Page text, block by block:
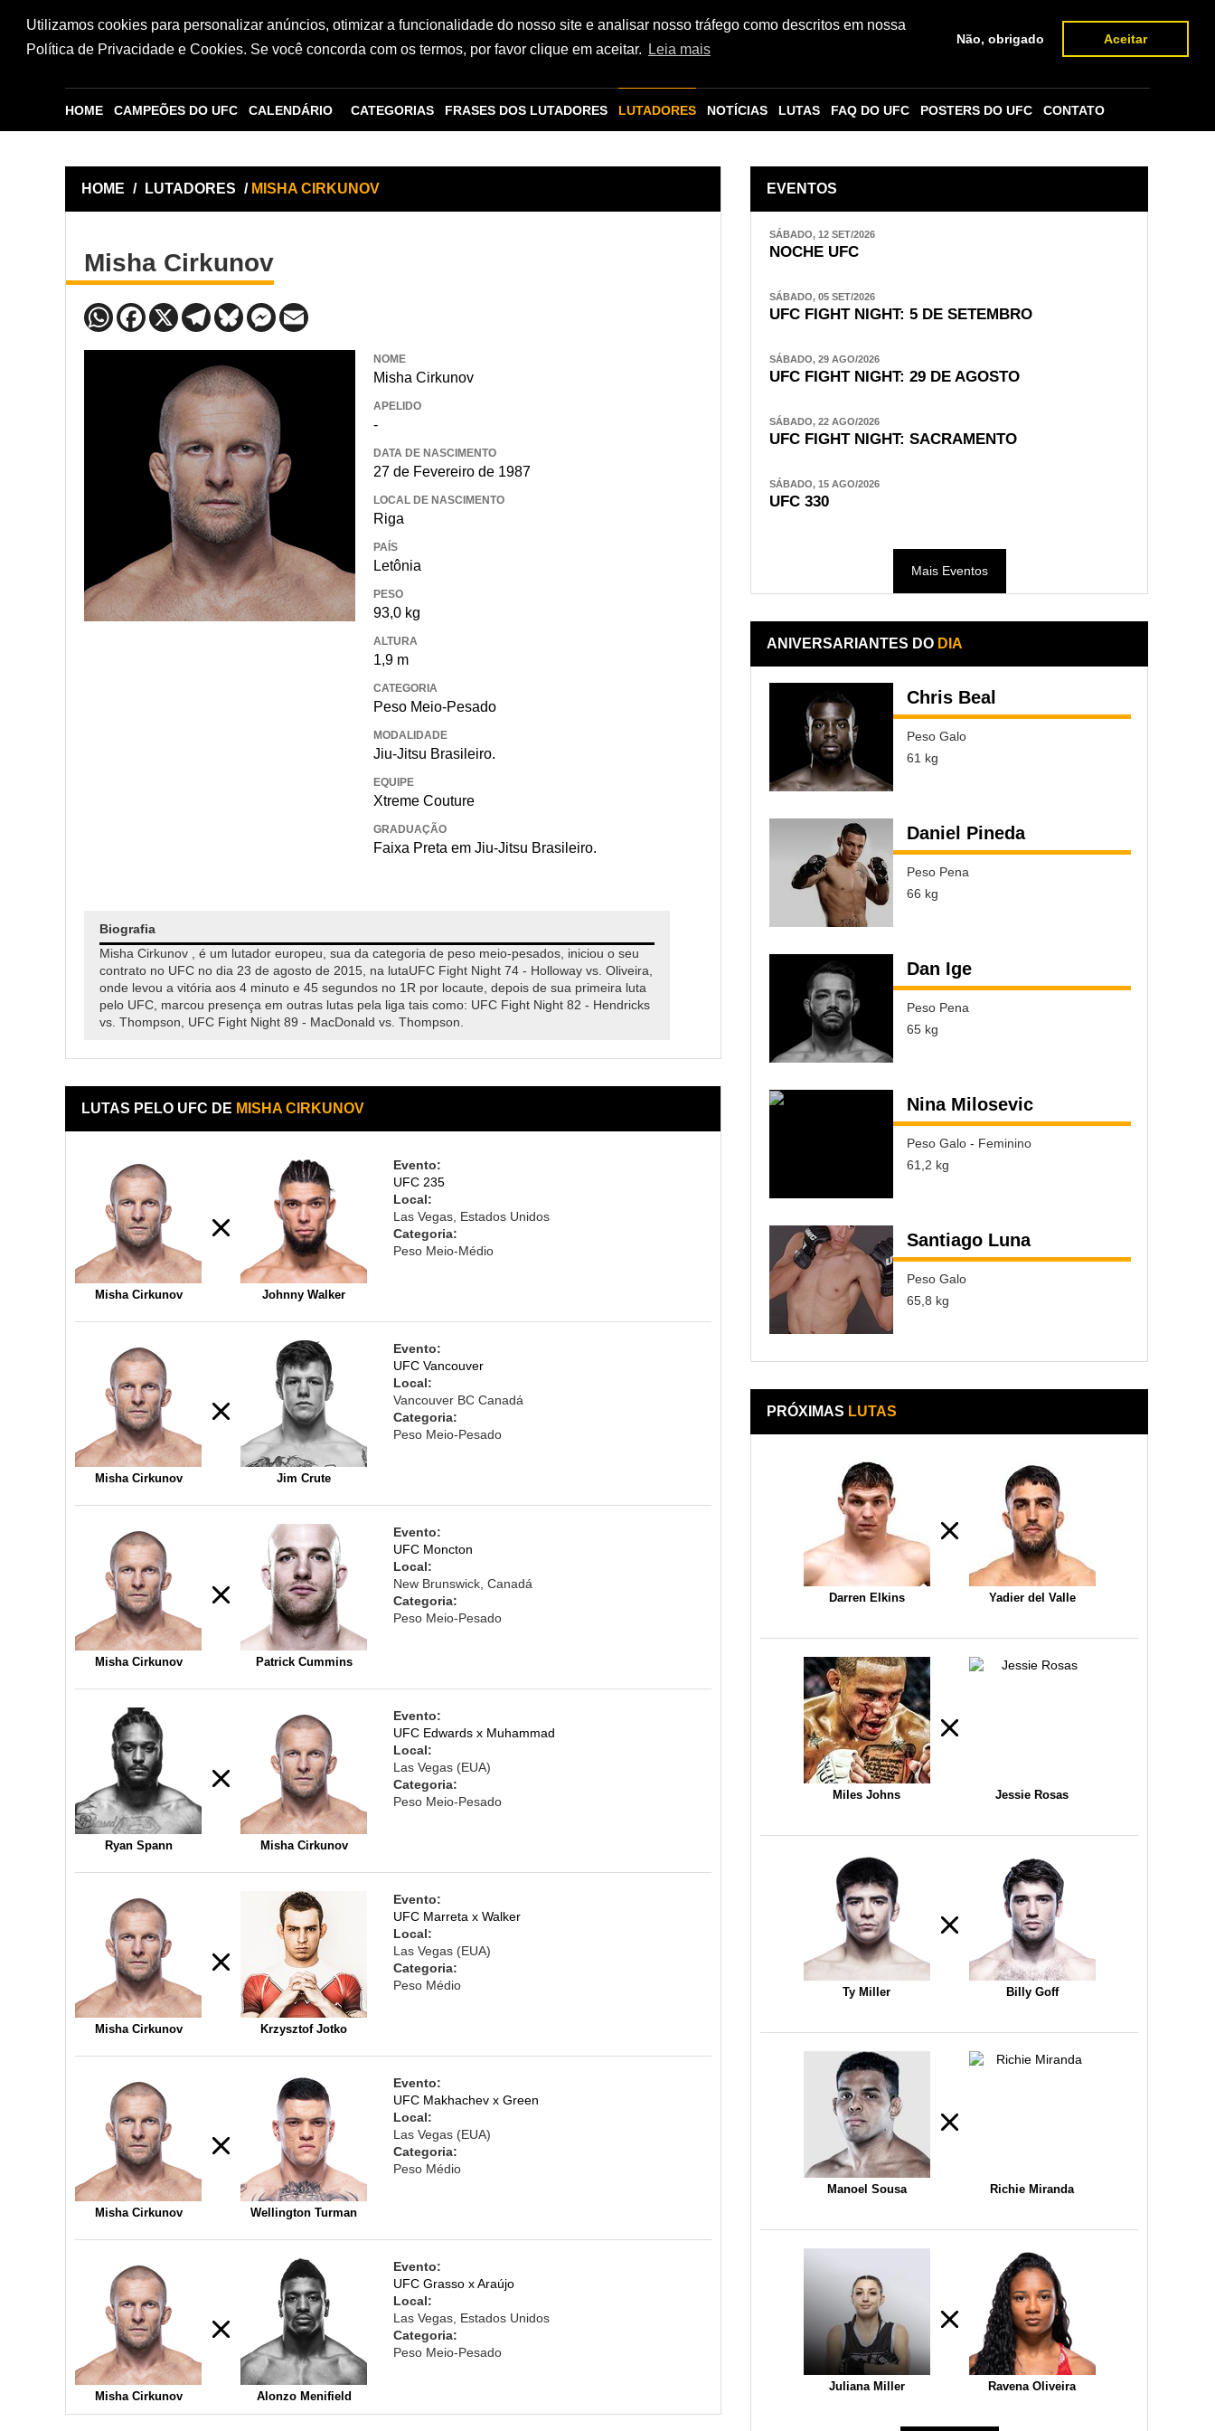
Utilizamos cookies para personalizar anúncios, otimizar a funcionalidade do nosso site e analisar nosso tráfego como descritos em nossa
Política de Privacidade e Cookies. Se você concorda com os termos, por favor clique em aceitar.
Leia mais
Não, obrigado Aceitar
HOME CAMPEÕES DO UFC CALENDÁRIO CATEGORIAS FRASES DOS LUTADORES LUTADORES NOTÍCIAS LUTAS FAQ DO UFC POSTERS DO UFC CONTATO
HOME / LUTADORES / MISHA CIRKUNOV
Misha Cirkunov
NOME
Misha Cirkunov
APELIDO
-
DATA DE NASCIMENTO
27 de Fevereiro de 1987
LOCAL DE NASCIMENTO
Riga
PAÍS
Letônia
PESO
93,0 kg
ALTURA
1,9 m
CATEGORIA
Peso Meio-Pesado
MODALIDADE
Jiu-Jitsu Brasileiro.
EQUIPE
Xtreme Couture
GRADUAÇÃO
Faixa Preta em Jiu-Jitsu Brasileiro.
Biografia
Misha Cirkunov , é um lutador europeu, sua da categoria de peso meio-pesados, iniciou o seu
contrato no UFC no dia 23 de agosto de 2015, na lutaUFC Fight Night 74 - Holloway vs. Oliveira,
onde levou a vitória aos 4 minuto e 45 segundos no 1R por locaute, depois de sua primeira luta
pelo UFC, marcou presença em outras lutas pela liga tais como: UFC Fight Night 82 - Hendricks
vs. Thompson, UFC Fight Night 89 - MacDonald vs. Thompson.
LUTAS PELO UFC DE MISHA CIRKUNOV
Misha Cirkunov Johnny Walker
Evento:
UFC 235
Local:
Las Vegas, Estados Unidos
Categoria:
Peso Meio-Médio
Misha Cirkunov Jim Crute
Evento:
UFC Vancouver
Local:
Vancouver BC Canadá
Categoria:
Peso Meio-Pesado
Misha Cirkunov Patrick Cummins
Evento:
UFC Moncton
Local:
New Brunswick, Canadá
Categoria:
Peso Meio-Pesado
Ryan Spann Misha Cirkunov
Evento:
UFC Edwards x Muhammad
Local:
Las Vegas (EUA)
Categoria:
Peso Meio-Pesado
Misha Cirkunov Krzysztof Jotko
Evento:
UFC Marreta x Walker
Local:
Las Vegas (EUA)
Categoria:
Peso Médio
Misha Cirkunov Wellington Turman
Evento:
UFC Makhachev x Green
Local:
Las Vegas (EUA)
Categoria:
Peso Médio
Misha Cirkunov Alonzo Menifield
Evento:
UFC Grasso x Araújo
Local:
Las Vegas, Estados Unidos
Categoria:
Peso Meio-Pesado
EVENTOS
SÁBADO, 12 SET/2026
NOCHE UFC
SÁBADO, 05 SET/2026
UFC FIGHT NIGHT: 5 DE SETEMBRO
SÁBADO, 29 AGO/2026
UFC FIGHT NIGHT: 29 DE AGOSTO
SÁBADO, 22 AGO/2026
UFC FIGHT NIGHT: SACRAMENTO
SÁBADO, 15 AGO/2026
UFC 330
Mais Eventos
ANIVERSARIANTES DO DIA
Chris Beal
Peso Galo
61 kg
Daniel Pineda
Peso Pena
66 kg
Dan Ige
Peso Pena
65 kg
Nina Milosevic
Peso Galo - Feminino
61,2 kg
Santiago Luna
Peso Galo
65,8 kg
PRÓXIMAS LUTAS
Darren Elkins Yadier del Valle
Miles Johns Jessie Rosas
Ty Miller Billy Goff
Manoel Sousa Richie Miranda
Juliana Miller Ravena Oliveira